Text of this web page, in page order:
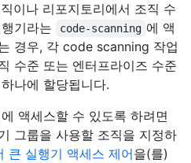
이나 리포지토리에서 조직 수
기라는
code-scanning 에 액
경우, 각 code scanning 작업
수준 또는 엔터프라이즈 수준
나에 할당됩니다.
액세스할 수 있도록 하려면
그룹을 사용할 조직을 지정하
큰 실행기 액세스 제어을(를)